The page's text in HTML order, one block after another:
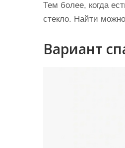
Тем более, когда
стекло. Найти
Вариант